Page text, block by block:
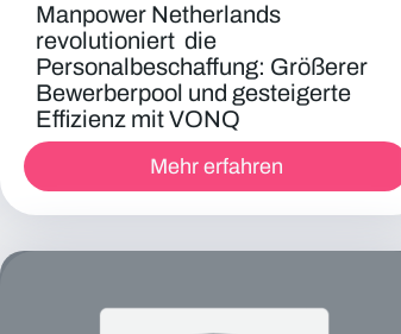
Manpower Netherlands
revolutioniert die
Personalbeschaffung: Größerer
Bewerberpool und gesteigerte
Effizienz mit VONQ
Mehr erfahren